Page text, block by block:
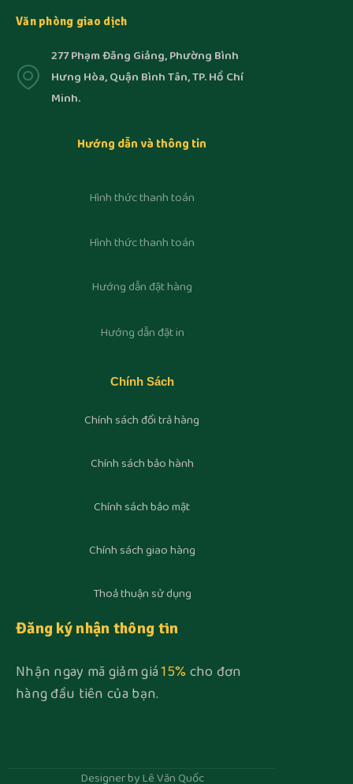
Văn phòng giao dịch
277 Phạm Đăng Giảng, Phường Bình
Hưng Hòa, Quận Bình Tân, TP. Hồ Chí
Minh.
Hướng dẫn và thông tin
Hình thức thanh toán
Hình thức thanh toán
Hướng dẫn đặt hàng
Hướng dẫn đặt in
Chính Sách
Chính sách đổi trả hàng
Chính sách bảo hành
Chính sách bảo mật
Chính sách giao hàng
Thoả thuận sử dụng
Đăng ký nhận thông tin
Nhận ngay mã giảm giá15%cho đơn
hàng đầu tiên của bạn.
Designer by Lê Văn Quốc